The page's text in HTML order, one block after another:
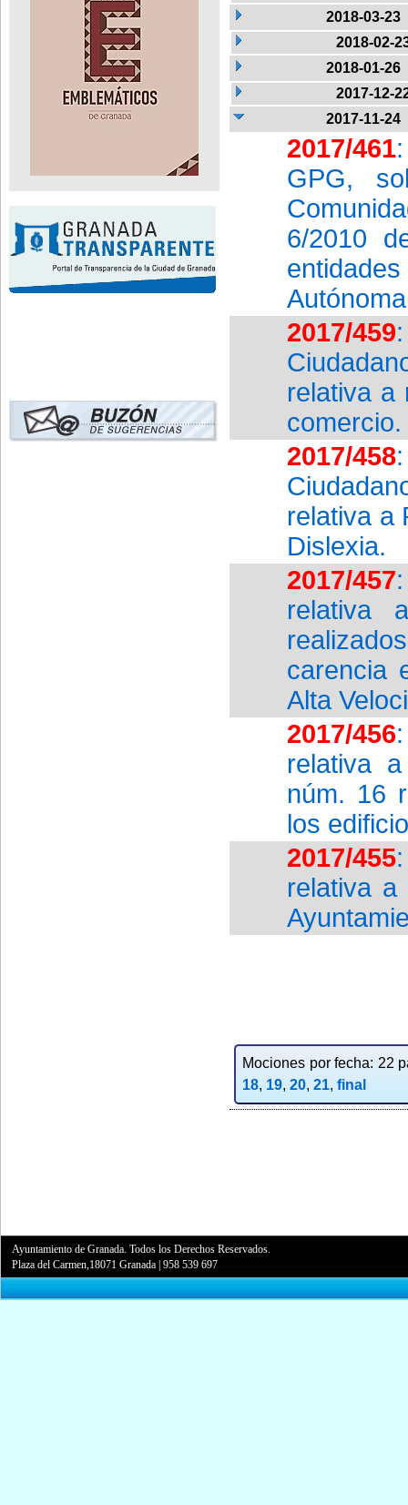
2018-03-23
2018-02-
2018-01-26
2017-12-
2017-11-24
2017/461
GPG,
6/2010
2017/459
relativa a
comercio.
2017/458
relativa a
Dislexia.
2017/457
relativa
carencia
Alta
2017/456
relativa
núm. 16
los
2017/455
relativa a
Mociones por fecha: 22
18, 19, 20, 21, final
Ayuntamiento de Granada. Todos los Derechos Reservados.
Plaza del Carmen,18071 Granada |958 539 697